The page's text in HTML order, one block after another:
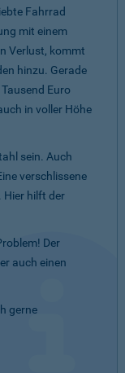
Fahrrad
mit einem
Verlust, kommt
hinzu. Gerade
Euro
in voller Höhe
sein. Auch
verschlissene
Hier hilft der
Der
auch einen
gerne